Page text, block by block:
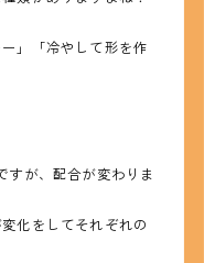
」「冷やして形を作
すが、配合が変わりま
化をしてそれぞれの